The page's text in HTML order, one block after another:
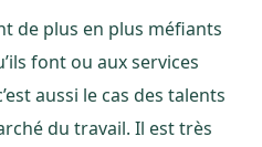
de plus en plus méfiants
font ou aux services
aussi le cas des talents
du travail. Il est très